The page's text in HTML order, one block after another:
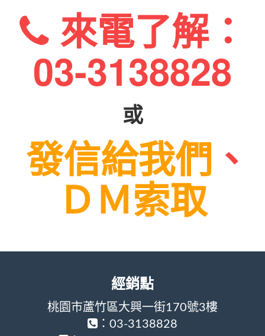
來電了解：
03-3138828
或
發信給我們 、
ＤＭ索取
經銷點
桃園市蘆竹區大興一街170號3樓
：03-3138828